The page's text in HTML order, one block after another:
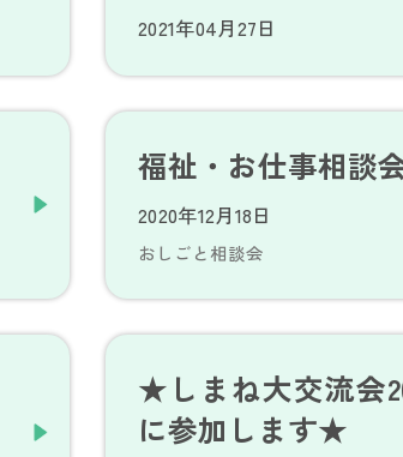
2021年04月27日
福祉・お仕事相談
2020年12月18日
おしごと相談会
★しまね大交流会
に参加します★